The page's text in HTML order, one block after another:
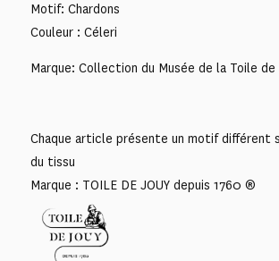
Motif: Chardons
Couleur : Céleri
Marque: Collection du Musée de la Toile de
Chaque article présente un motif différent
du tissu
Marque : TOILE DE JOUY depuis 1760 ®